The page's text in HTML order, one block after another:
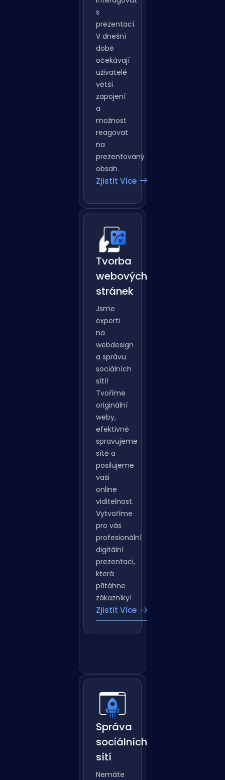
s
prezentací.
V dnešní
době
očekávají
uživatelé
větší
zapojení
a
možnost
reagovat
na
prezentovaný
obsah.
Zjistit Více
Tvorba
webových
stránek
Jsme
experti
na
webdesign
a správu
sociálních
sítí!
Tvoříme
originální
weby,
efektivně
spravujeme
sítě a
posilujeme
vaši
online
viditelnost.
Vytvoříme
pro vás
profesionální
digitální
prezentaci,
která
přitáhne
zákazníky!
Zjistit Více
Správa
sociálních
sítí
Nemáte